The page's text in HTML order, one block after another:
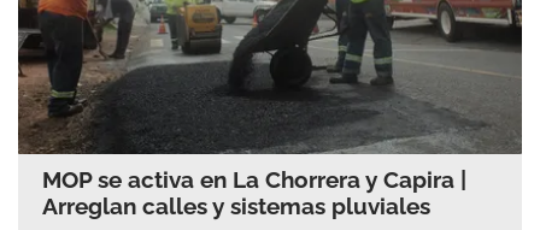
MOP se activa en La Chorrera y Capira |
Arreglan calles y sistemas pluviales